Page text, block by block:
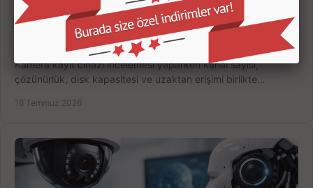
Kamera Kayıt Cihazı İncelemesi Nasıl Yapılır?
Kamera kayıt cihazı incelemesi yaparken kanal sayısı,
çözünürlük, disk kapasitesi ve uzaktan erişimi birlikte
16 Temmuz 2026